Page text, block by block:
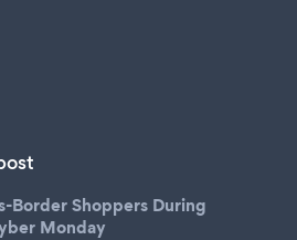
Border Shoppers During
Monday